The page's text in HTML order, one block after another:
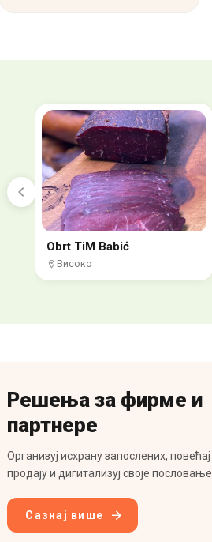
Obrt TiM Babić
Високо
Решења за фирме и
партнере
Организуј исхрану запослених, повећај
продају и дигитализуј своје пословање.
Сазнај више